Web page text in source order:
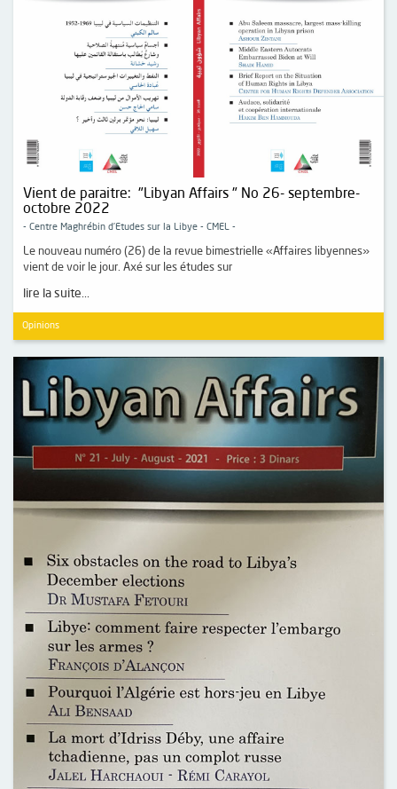
Vient de paraitre: "Libyan Affairs " No 26- septembre-
octobre 2022
- Centre Maghrébin d’Etudes sur la Libye - CMEL -
Le nouveau numéro (26) de la revue bimestrielle «Affaires libyennes»
vient de voir le jour. Axé sur les études sur
lire la suite...
Opinions